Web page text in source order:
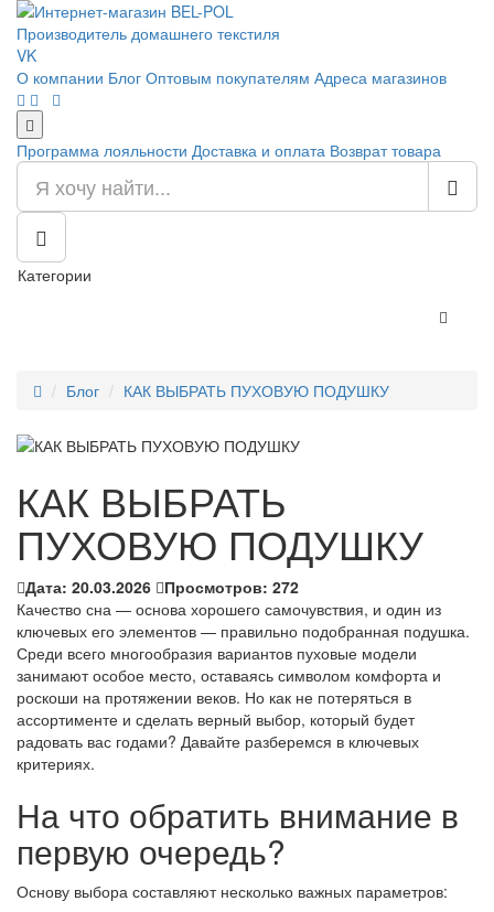
Производитель домашнего текстиля
VK
О компании Блог Оптовым покупателям Адреса магазинов
Программа лояльности Доставка и оплата Возврат товара
Категории
Блог КАК ВЫБРАТЬ ПУХОВУЮ ПОДУШКУ
КАК ВЫБРАТЬ
ПУХОВУЮ ПОДУШКУ
Дата: 20.03.2026 Просмотров: 272
Качество сна — основа хорошего самочувствия, и один из
ключевых его элементов — правильно подобранная подушка.
Среди всего многообразия вариантов пуховые модели
занимают особое место, оставаясь символом комфорта и
роскоши на протяжении веков. Но как не потеряться в
ассортименте и сделать верный выбор, который будет
радовать вас годами? Давайте разберемся в ключевых
критериях.
На что обратить внимание в
первую очередь?
Основу выбора составляют несколько важных параметров: